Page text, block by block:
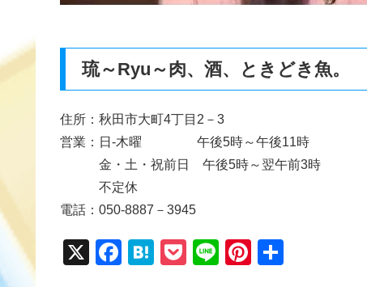
琉～Ryu～肉、酒、ときどき魚。
住所：秋田市大町4丁目2－3
営業：日-木曜 午後5時～午後11時
金・土・祝前日 午後5時～翌午前3時
不定休
電話：050-8887－3945
X
F
H
P
Li
Pi